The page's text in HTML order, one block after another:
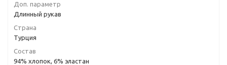
Доп. параметр
Длинный рукав
Страна
Турция
Состав
94% хлопок, 6% эластан